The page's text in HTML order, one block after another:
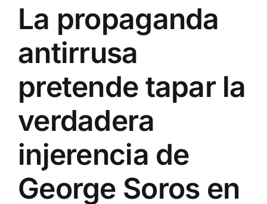
La propaganda
antirrusa
pretende tapar la
verdadera
injerencia de
George Soros en